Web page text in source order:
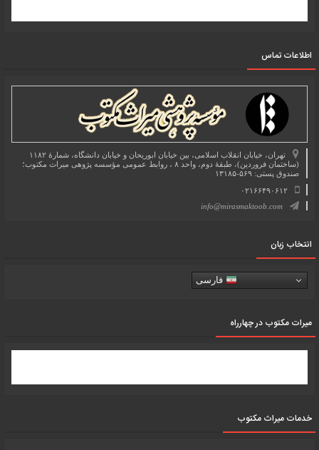
اطلاعات تماس
تهران، خیابان انقلاب اسلامی، بین خیابان ابوریحان و خیابان دانشگاه، شمارۀ ۱۱۸۲
(ساختمان فروردین)، طبقۀ دوم، واحد ۸ ، روابط عمومی مؤسسه پژوهی میراث مکتوب؛
صندوق پستی: ۵۶۹-۱۳۱۸۵
۰۲۱۶۶۴۹۰۶۱۲
info@mirasmaktoob.com
انتخاب زبان
فارسی
میرات مکتوب در چهارراه
خدمات میراث مکتوب